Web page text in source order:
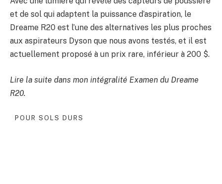
et de sol qui adaptent la puissance d’aspiration, le
Dreame R20 est l’une des alternatives les plus proches
aux aspirateurs Dyson que nous avons testés, et il est
actuellement proposé à un prix rare, inférieur à 200 $.
Lire la suite dans mon intégralité Examen du Dreame
R20.
POUR SOLS DURS